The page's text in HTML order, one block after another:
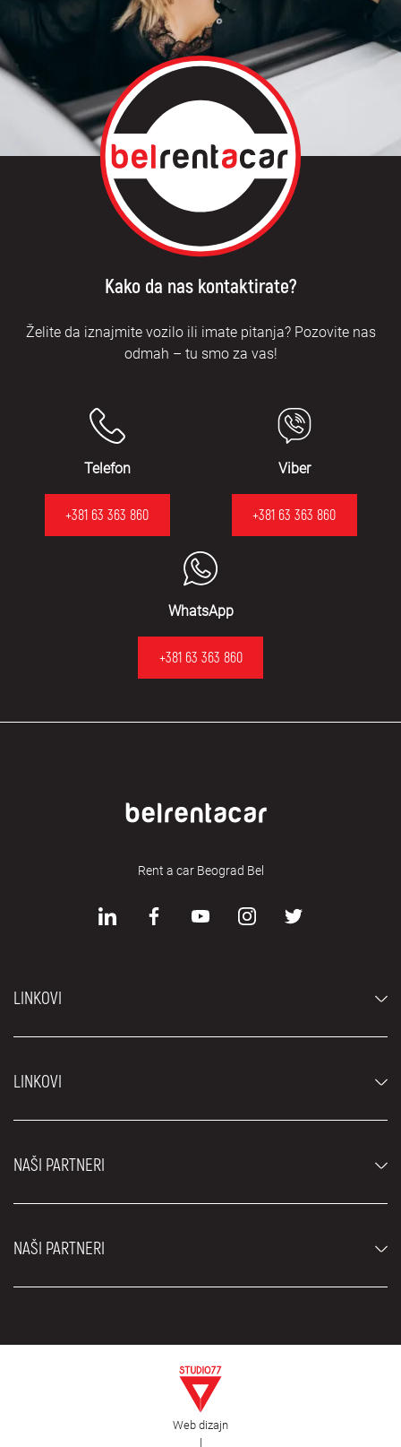
Kako da nas kontaktirate?
Želite da iznajmite vozilo ili imate pitanja? Pozovite nas
odmah – tu smo za vas!
Telefon
+381 63 363 860
Viber
+381 63 363 860
WhatsApp
+381 63 363 860
Rent a car Beograd Bel
LINKOVI
Luksuzni automobili
Cene
LINKOVI
Blog
O nama
NAŠI PARTNERI
Rent a car Beograd Royal
NAŠI PARTNERI
EDePro
Web dizajn
|